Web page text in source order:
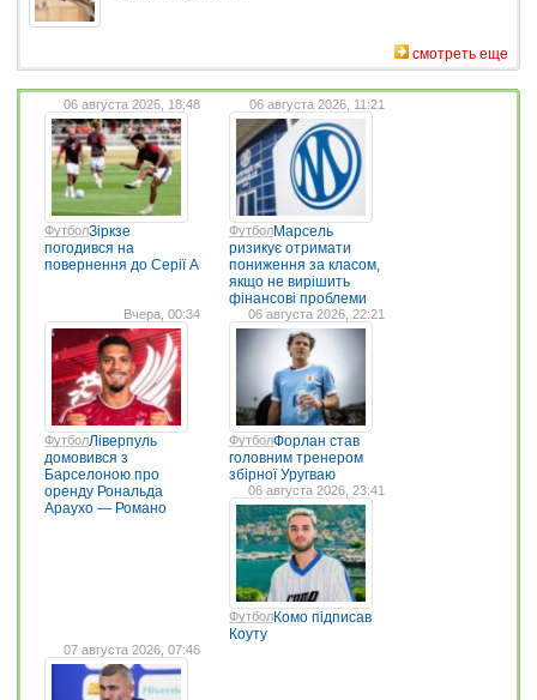
смотреть еще
06 августа 2026, 18:48
ФутболЗіркзе
погодився на
повернення до Серії А
06 августа 2026, 11:21
ФутболМарсель
ризикує отримати
пониження за класом,
якщо не вирішить
фінансові проблеми
Вчера, 00:34
ФутболЛіверпуль
домовився з
Барселоною про
оренду Рональда
Араухо — Романо
06 августа 2026, 22:21
ФутболФорлан став
головним тренером
збірної Уругваю
06 августа 2026, 23:41
ФутболКомо підписав
Коуту
07 августа 2026, 07:46